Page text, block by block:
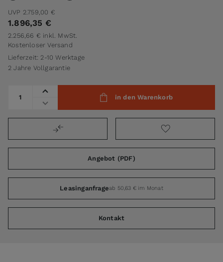
UVP 2.759,00 €
1.896,35 €
2.256,66 € inkl. MwSt.
Kostenloser Versand
Lieferzeit: 2-10 Werktage
2 Jahre Vollgarantie
in den Warenkorb
Angebot (PDF)
Leasinganfrageab 50,63 € im Monat
Kontakt